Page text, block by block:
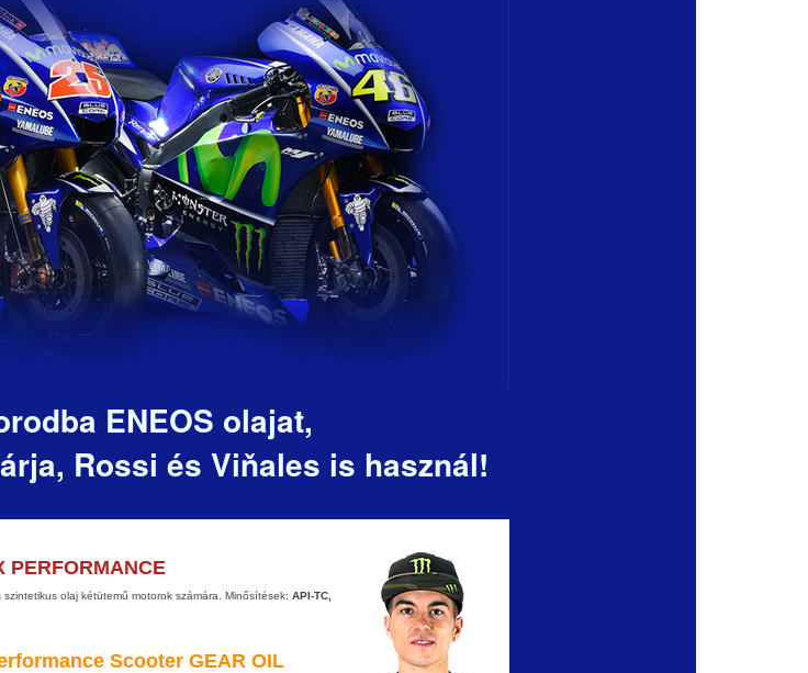
ENEOS olajat,
Rossi és Viňales is használ!
PERFORMANCE
olaj kétütemű motorok számára. Minősítések: API-TC,
Scooter GEAR OIL